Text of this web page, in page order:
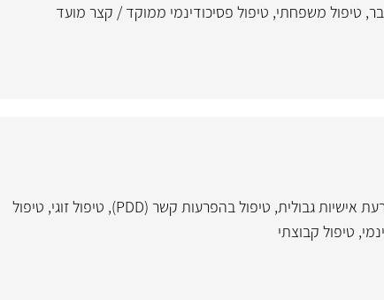
, טיפול משפחתי, טיפול פסיכודינמי ממוקד / קצר מועד
אישיות גבולית, טיפול בהפרעות קשר (PDD) , טיפול זוגי, טיפול
, טיפול קבוצתי